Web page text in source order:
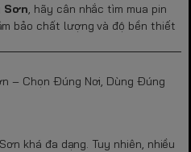
Sơn, hãy cân nhắc tìm mua pin
bảo chất lượng và độ bền thiết
– Chọn Đúng Nơi, Dùng Đúng
khá đa dạng. Tuy nhiên, nhiều